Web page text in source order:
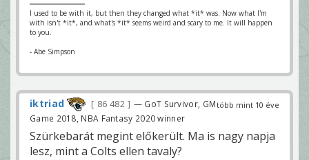
I used to be with it, but then they changed what *it* was. Now what I'm
with isn't *it*, and what's *it* seems weird and scary to me. It will happen
to you.
- Abe Simpson
több mint 10 éve
iktriad 86 482
— GoT Survivor, GM
Game 2018, NBA Fantasy 2020 winner
Szürkebarát megint előkerült. Ma is nagy napja
lesz, mint a Colts ellen tavaly?